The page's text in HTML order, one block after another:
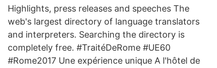
Highlights, press releases and speeches The
web's largest directory of language translators
and interpreters. Searching the directory is
completely free. #TraitéDeRome #UE60
#Rome2017 Une expérience unique A l'hôtel de